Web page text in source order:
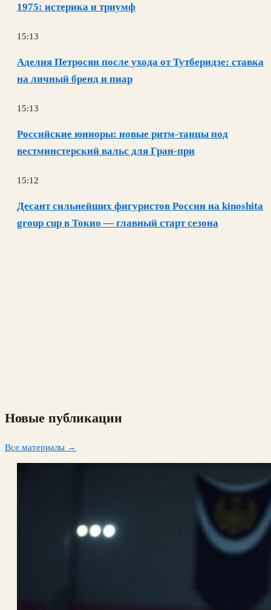
1975: истерика и триумф
15:13
Аделия Петросян после ухода от Тутберидзе: ставка
на личный бренд и пиар
15:13
Российские юниоры: новые ритм-танцы под
вестминстерский вальс для Гран-при
15:12
Десант сильнейших фигуристов России на kinoshita
group cup в Токио — главный старт сезона
Новые публикации
Все материалы →